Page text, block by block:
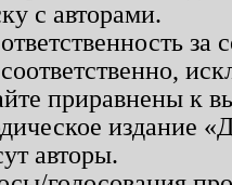
с авторами.
приравнены к
издание
авторы.